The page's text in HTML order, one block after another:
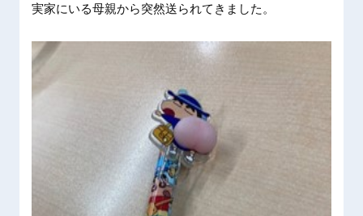
実家にいる母親から突然送られてきました。